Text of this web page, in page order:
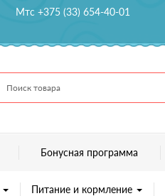
Мтс +375 (33) 654-40-01
Бонусная программа
Питание и кормление